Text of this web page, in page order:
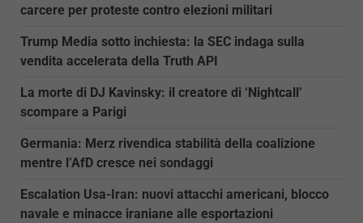
carcere per proteste contro elezioni militari
Trump Media sotto inchiesta: la SEC indaga sulla
vendita accelerata della Truth API
La morte di DJ Kavinsky: il creatore di ‘Nightcall’
scompare a Parigi
Germania: Merz rivendica stabilità della coalizione
mentre l’AfD cresce nei sondaggi
Escalation Usa-Iran: nuovi attacchi americani, blocco
navale e minacce iraniane alle esportazioni